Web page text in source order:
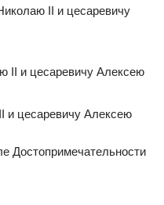
II и цесаревичу
и цесаревичу Алексею
Достопримечательности